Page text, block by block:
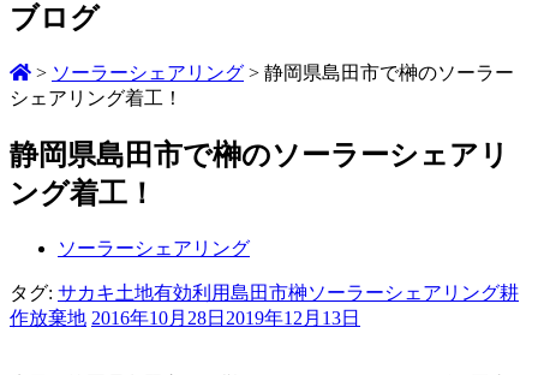
ブログ
> ソーラーシェアリング > 静岡県島田市で榊のソーラー
シェアリング着工！
静岡県島田市で榊のソーラーシェアリ
ング着工！
ソーラーシェアリング
タグ: サカキ土地有効利用島田市榊ソーラーシェアリング耕
作放棄地 2016年10月28日 2019年12月13日